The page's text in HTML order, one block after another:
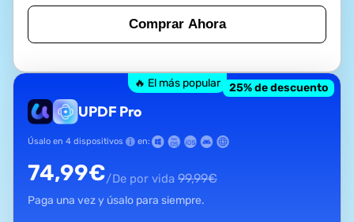
Comprar Ahora
🔥 El más popular
UPDF Pro
25% de descuento
Úsalo en 4 dispositivos en:
74,99€/De por vida 99,99€
Paga una vez y úsalo para siempre.